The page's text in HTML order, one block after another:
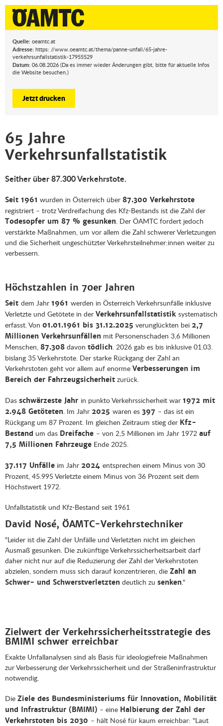
Quelle: oeamtc.at
Adresse: https: //www.oeamtc.at/thema/panne-unfall/65-jahre-
verkehrsunfallstatistik-17955529
Datum: 06.08.2026 (Da es immer wieder Änderungen gibt, bitte für aktuelle Infos
die Website besuchen.)
Jetzt drucken
65 Jahre
Verkehrsunfallstatistik
Seither über 87.300 Verkehrstote.
Seit 1961 wurden in Österreich über 87.300 Verkehrstote
registriert – trotz Verdreifachung des Kfz-Bestands ist die Zahl der
Todesopfer um 87 % gesunken. Der ÖAMTC fordert jedoch
verstärkte Maßnahmen, um vor allem die Zahl schwerer Verletzungen
und die Sicherheit ungeschützter Verkehrsteilnehmer:innen weiter zu
verbessern.
Höchstzahlen in 70er Jahren
Seit dem Jahr 1961 werden in Österreich Verkehrsunfälle inklusive
Verletzte und Getötete in der Verkehrsunfallstatistik systematisch
erfasst. Von 01.01.1961 bis 31.12.2025 verunglückten bei 2,7
Millionen Verkehrsunfällen mit Personenschaden 3,6 Millionen
Menschen, 87.308 davon tödlich. 2026 gab es bis inklusive 01.03.
bislang 35 Verkehrstote. Der starke Rückgang der Zahl an
Verkehrstoten geht vor allem auf enorme Verbesserungen im
Bereich der Fahrzeugsicherheit zurück.
Das schwärzeste Jahr in punkto Verkehrssicherheit war 1972 mit
2.948 Getöteten. Im Jahr 2025 waren es 397 – das ist ein
Rückgang um 87 Prozent. Im gleichen Zeitraum stieg der Kfz-
Bestand um das Dreifache – von 2,5 Millionen im Jahr 1972 auf
7,5 Millionen Fahrzeuge Ende 2025.
37.117 Unfälle im Jahr 2024 entsprechen einem Minus von 30
Prozent, 45.995 Verletzte einem Minus von 36 Prozent seit dem
Höchstwert 1972.
Unfallstatistik und Kfz-Bestand seit 1961
David Nosé, ÖAMTC-Verkehrstechniker
"Leider ist die Zahl der Unfälle und Verletzten nicht im gleichen
Ausmaß gesunken. Die zukünftige Verkehrssicherheitsarbeit darf
daher nicht nur auf die Reduzierung der Zahl der Verkehrstoten
abzielen, sondern muss sich darauf konzentrieren, die Zahl an
Schwer- und Schwerstverletzten deutlich zu senken."
Zielwert der Verkehrssicherheitsstrategie des
BMIMI schwer erreichbar
Exakte Unfallanalysen sind als Basis für ideologiefreie Maßnahmen
zur Verbesserung der Verkehrssicherheit und der Straßeninfrastruktur
notwendig.
Die Ziele des Bundesministeriums für Innovation, Mobilität
und Infrastruktur (BMIMI) – eine Halbierung der Zahl der
Verkehrstoten bis 2030 – hält Nosé für kaum erreichbar: "Laut